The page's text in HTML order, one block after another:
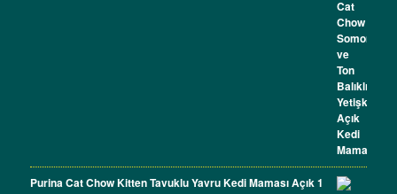
Purina Cat Chow Kitten Tavuklu Yavru Kedi Maması Açık 1